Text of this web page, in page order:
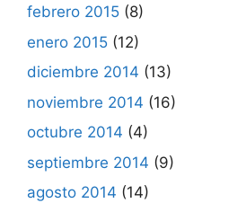
febrero 2015 (8)
enero 2015 (12)
diciembre 2014 (13)
noviembre 2014 (16)
octubre 2014 (4)
septiembre 2014 (9)
agosto 2014 (14)